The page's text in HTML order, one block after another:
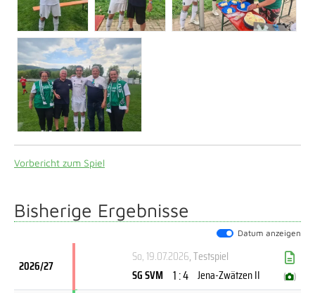
Vorbericht zum Spiel
Bisherige Ergebnisse
Datum anzeigen
2026/27
So, 19.07.2026, Testspiel
SG SVM 1 : 4 Jena-Zwätzen II ( )